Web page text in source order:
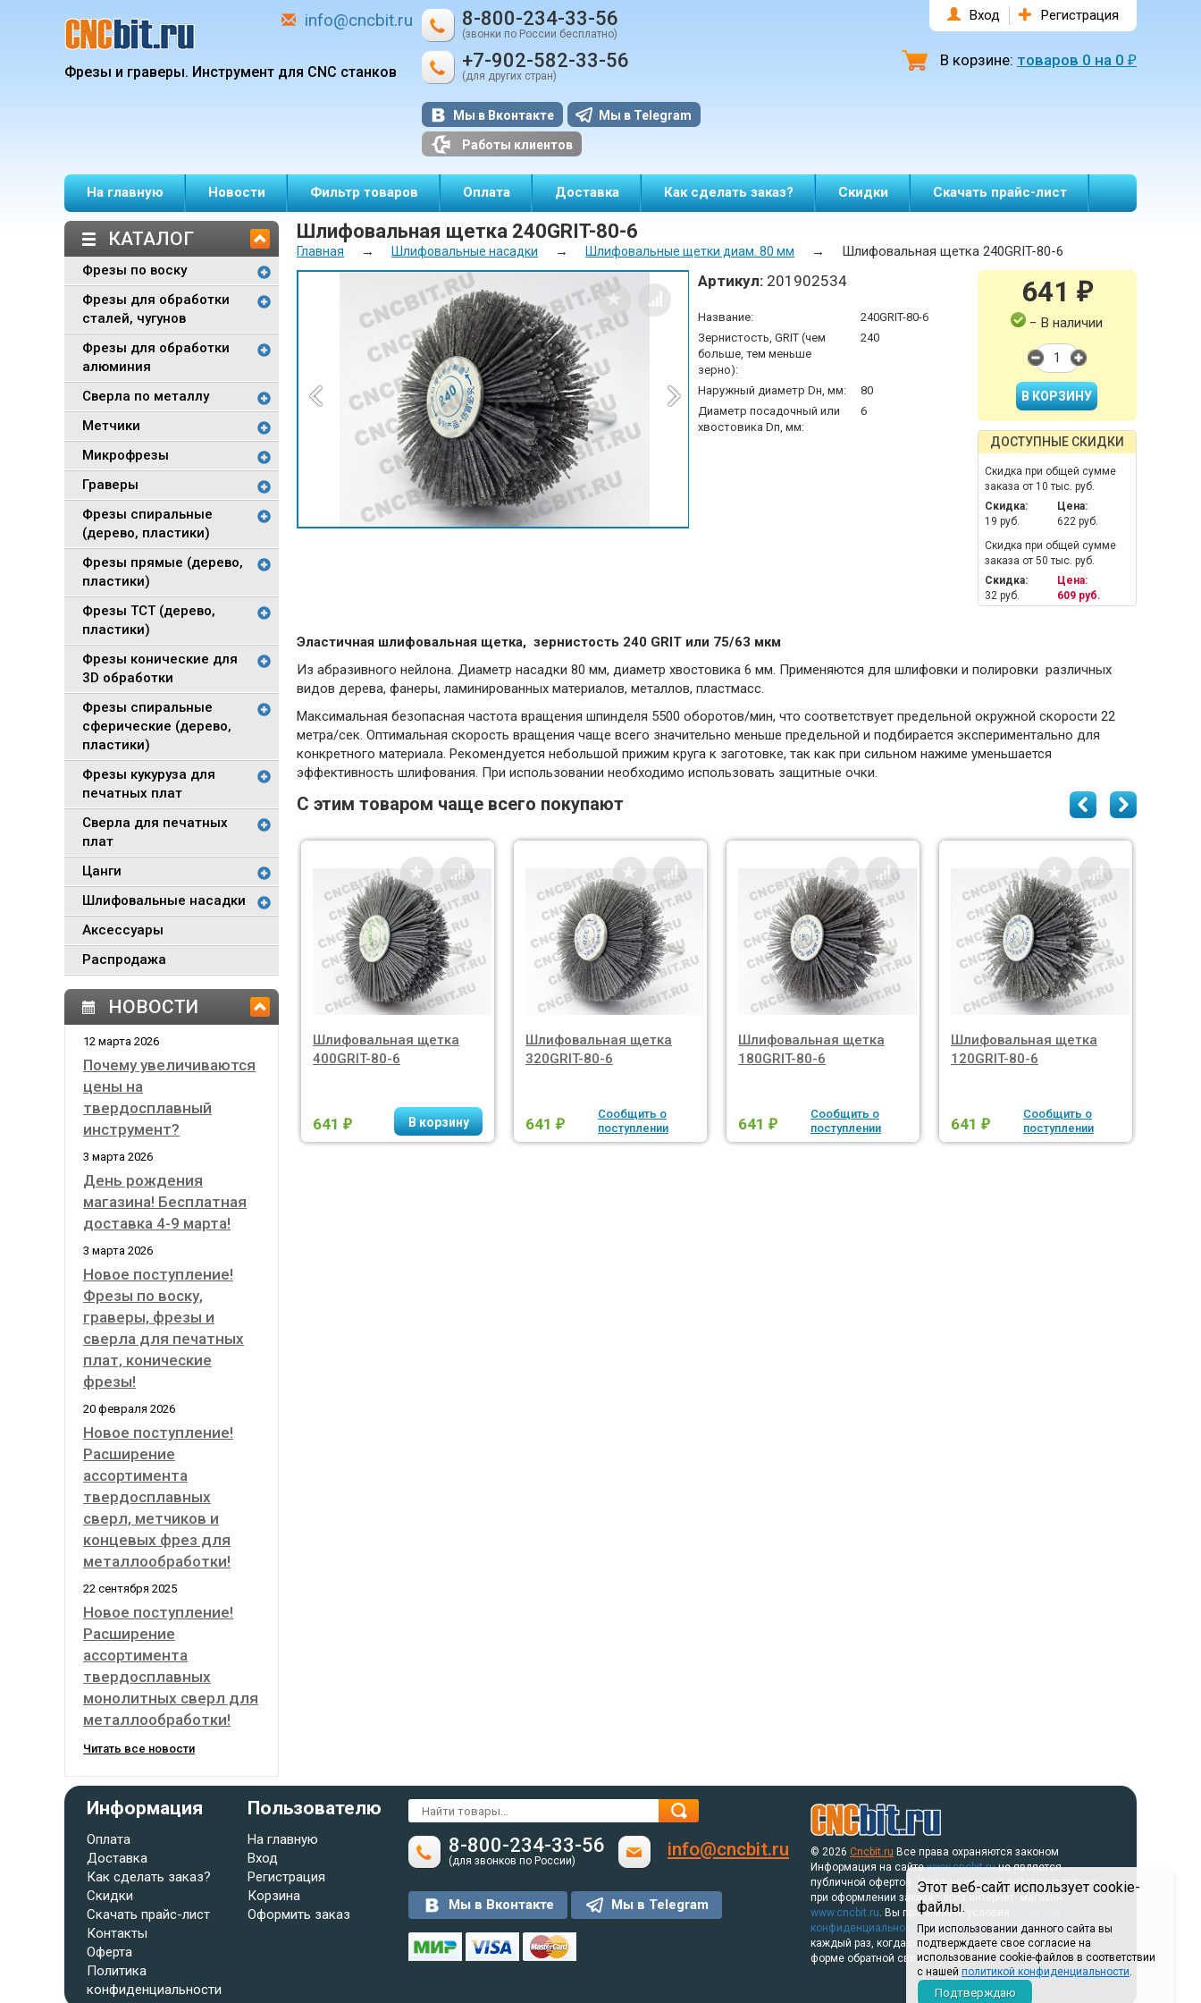
Этот веб-сайт использует cookie-
файлы.
При использовании данного сайта вы
подтверждаете свое согласие на
использование cookie-файлов в соответствии
с нашей политикой конфиденциальности.
Подтверждаю
info@cncbit.ru
Фрезы и граверы. Инструмент для CNC станков
8-800-234-33-56
(звонки по России бесплатно)
+7-902-582-33-56
(для других стран)
Мы в Вконтакте Мы в Telegram
Работы клиентов
Вход Регистрация
В корзине: товаров 0 на 0 ₽
На главную Новости Фильтр товаров Оплата Доставка Как сделать заказ? Скидки Скачать прайс-лист
КАТАЛОГ
Фрезы по воску
Фрезы для обработки
сталей, чугунов
Фрезы для обработки
алюминия
Сверла по металлу
Метчики
Микрофрезы
Граверы
Фрезы спиральные
(дерево, пластики)
Фрезы прямые (дерево,
пластики)
Фрезы TCT (дерево,
пластики)
Фрезы конические для
3D обработки
Фрезы спиральные
сферические (дерево,
пластики)
Фрезы кукуруза для
печатных плат
Сверла для печатных
плат
Цанги
Шлифовальные насадки
Аксессуары
Распродажа
НОВОСТИ
12 марта 2026
Почему увеличиваются
цены на
твердосплавный
инструмент?
3 марта 2026
День рождения
магазина! Бесплатная
доставка 4-9 марта!
3 марта 2026
Новое поступление!
Фрезы по воску,
граверы, фрезы и
сверла для печатных
плат, конические
фрезы!
20 февраля 2026
Новое поступление!
Расширение
ассортимента
твердосплавных
сверл, метчиков и
концевых фрез для
металлообработки!
22 сентября 2025
Новое поступление!
Расширение
ассортимента
твердосплавных
монолитных сверл для
металлообработки!
Читать все новости
Шлифовальная щетка 240GRIT-80-6
Главная → Шлифовальные насадки → Шлифовальные щетки диам. 80 мм → Шлифовальная щетка 240GRIT-80-6
Артикул: 201902534
Название:
240GRIT-80-6
Зернистость, GRIT (чем
больше, тем меньше
зерно):
240
Наружный диаметр Dн, мм:
80
Диаметр посадочный или
хвостовика Dп, мм:
6
641 ₽
− В наличии
ДОСТУПНЫЕ СКИДКИ
Скидка при общей сумме
заказа от 10 тыс. руб.
Скидка:
19 руб.
Цена:
622 руб.
Скидка при общей сумме
заказа от 50 тыс. руб.
Скидка:
32 руб.
Цена:
609 руб.
Эластичная шлифовальная щетка, зернистость 240 GRIT или 75/63 мкм
Из абразивного нейлона. Диаметр насадки 80 мм, диаметр хвостовика 6 мм. Применяются для шлифовки и полировки различных
видов дерева, фанеры, ламинированных материалов, металлов, пластмасс.
Максимальная безопасная частота вращения шпинделя 5500 оборотов/мин, что соответствует предельной окружной скорости 22
метра/сек. Оптимальная скорость вращения чаще всего значительно меньше предельной и подбирается экспериментально для
конкретного материала. Рекомендуется небольшой прижим круга к заготовке, так как при сильном нажиме уменьшается
эффективность шлифования. При использовании необходимо использовать защитные очки.
С этим товаром чаще всего покупают
Шлифовальная щетка
400GRIT-80-6
641 ₽
Шлифовальная щетка
320GRIT-80-6
641 ₽
Сообщить о
поступлении
Шлифовальная щетка
180GRIT-80-6
641 ₽
Сообщить о
поступлении
Шлифовальная щетка
120GRIT-80-6
641 ₽
Сообщить о
поступлении
Информация
Оплата
Доставка
Как сделать заказ?
Скидки
Скачать прайс-лист
Контакты
Оферта
Политика
конфиденциальности
Пользователю
На главную
Вход
Регистрация
Корзина
Оформить заказ
8-800-234-33-56
(для звонков по России)
info@cncbit.ru
Мы в Вконтакте Мы в Telegram
© 2026 Cncbit.ru Все права охраняются законом
Информация на сайтеwww.cncbit.ruне является
публичной офертой. Указанные цены действуют только
при оформлении заказа через интернет- магазин
www.cncbit.ru. Вы принимаете условия
конфиденциальностиипользовательского соглашения
каждый раз, когда оставляете свои данные в любой
форме обратной связи на сайте.